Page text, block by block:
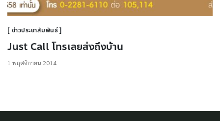
ข่าวประชาสัมพันธ์
Just Call โทรเลยส่งถึงบ้าน
1 พฤศจิกายน 2014